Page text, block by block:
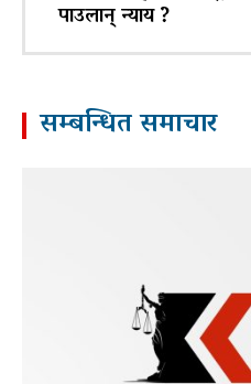
पाउलान् न्याय ?
सम्बन्धित समाचार